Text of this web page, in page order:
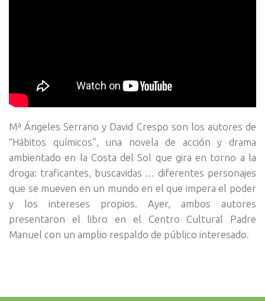
Mª Ángeles Serrano y David Crespo son los autores de
“Hábitos químicos”, una novela de acción y drama
ambientado en la Costa del Sol que gira en torno a la
droga: traficantes, buscavidas … diferentes personajes
que se mueven en un mundo en el que impera el poder
y los intereses propios. Ayer, ambos autores
presentaron el libro en el Centro Cultural Padre
Manuel con un amplio respaldo de público interesado.